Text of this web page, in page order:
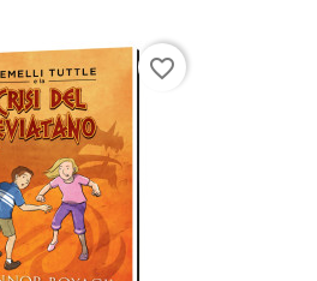
favorite_border